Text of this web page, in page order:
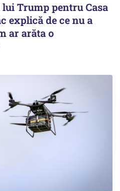
Trump pentru Casa
explică de ce nu a
ar arăta o